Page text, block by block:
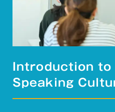
Introduction to
Speaking